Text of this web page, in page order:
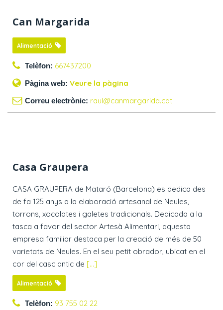
Can Margarida
Alimentació
Telèfon: 667437200
Pàgina web: Veure la pàgina
Correu electrònic: raul@canmargarida.cat
Casa Graupera
CASA GRAUPERA de Mataró (Barcelona) es dedica des
de fa 125 anys a la elaboració artesanal de Neules,
torrons, xocolates i galetes tradicionals. Dedicada a la
tasca a favor del sector Artesà Alimentari, aquesta
empresa familiar destaca per la creació de més de 50
varietats de Neules. En el seu petit obrador, ubicat en el
cor del casc antic de [...]
Alimentació
Telèfon: 93 755 02 22